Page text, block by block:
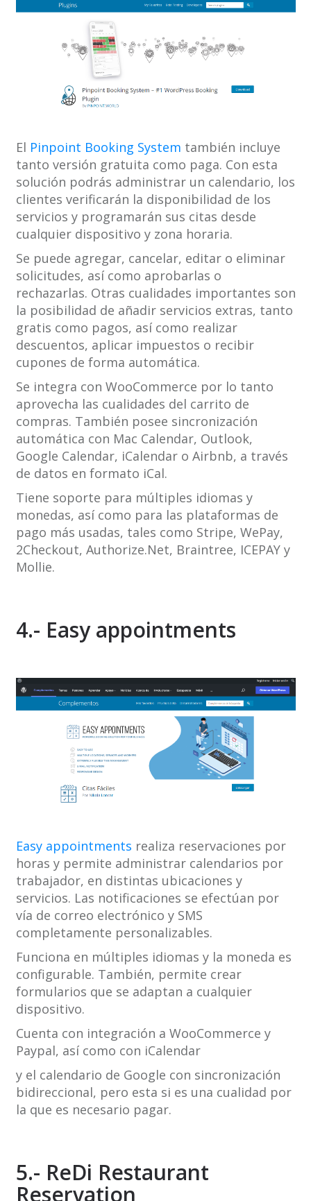
El Pinpoint Booking System también incluye
tanto versión gratuita como paga. Con esta
solución podrás administrar un calendario, los
clientes verificarán la disponibilidad de los
servicios y programarán sus citas desde
cualquier dispositivo y zona horaria.
Se puede agregar, cancelar, editar o eliminar
solicitudes, así como aprobarlas o
rechazarlas. Otras cualidades importantes son
la posibilidad de añadir servicios extras, tanto
gratis como pagos, así como realizar
descuentos, aplicar impuestos o recibir
cupones de forma automática.
Se integra con WooCommerce por lo tanto
aprovecha las cualidades del carrito de
compras. También posee sincronización
automática con Mac Calendar, Outlook,
Google Calendar, iCalendar o Airbnb, a través
de datos en formato iCal.
Tiene soporte para múltiples idiomas y
monedas, así como para las plataformas de
pago más usadas, tales como Stripe, WePay,
2Checkout, Authorize.Net, Braintree, ICEPAY y
Mollie.
4.- Easy appointments
Easy appointments realiza reservaciones por
horas y permite administrar calendarios por
trabajador, en distintas ubicaciones y
servicios. Las notificaciones se efectúan por
vía de correo electrónico y SMS
completamente personalizables.
Funciona en múltiples idiomas y la moneda es
configurable. También, permite crear
formularios que se adaptan a cualquier
dispositivo.
Cuenta con integración a WooCommerce y
Paypal, así como con iCalendar
y el calendario de Google con sincronización
bidireccional, pero esta si es una cualidad por
la que es necesario pagar.
5.- ReDi Restaurant
Reservation